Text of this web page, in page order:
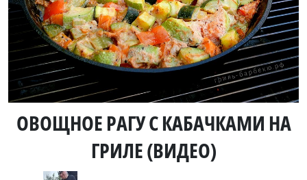
ОВОЩНОЕ РАГУ С КАБАЧКАМИ НА
ГРИЛЕ (ВИДЕО)